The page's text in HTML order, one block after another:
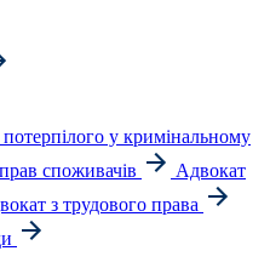
у кримінальному
споживачів
Адвокат
з трудового права